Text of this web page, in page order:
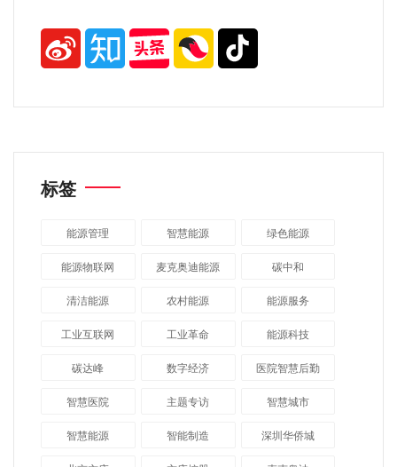
标签
能源管理 智慧能源 绿色能源
能源物联网 麦克奥迪能源 碳中和
清洁能源 农村能源 能源服务
工业互联网 工业革命 能源科技
碳达峰 数字经济 医院智慧后勤
智慧医院 主题专访 智慧城市
​智慧能源 智能制造 深圳华侨城